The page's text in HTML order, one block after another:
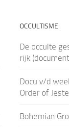
OCCULTISME
De occulte
rijk
Docu v/d
Order of
Bohemian